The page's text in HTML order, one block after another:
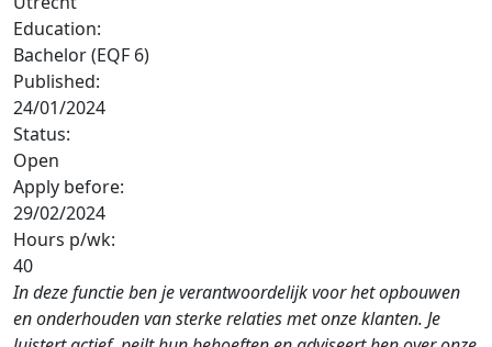
Education:
Bachelor (EQF 6)
Published:
24/01/2024
Status:
Open
Apply before:
29/02/2024
Hours p/wk:
40
In deze functie ben je verantwoordelijk voor het opbouwen
en onderhouden van sterke relaties met onze klanten. Je